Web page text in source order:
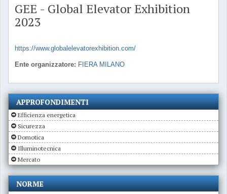
GEE - Global Elevator Exhibition
2023
https://www.globalelevatorexhibition.com/
Ente organizzatore: FIERA MILANO
APPROFONDIMENTI
Efficienza energetica
Sicurezza
Domotica
Illuminotecnica
Mercato
NORME